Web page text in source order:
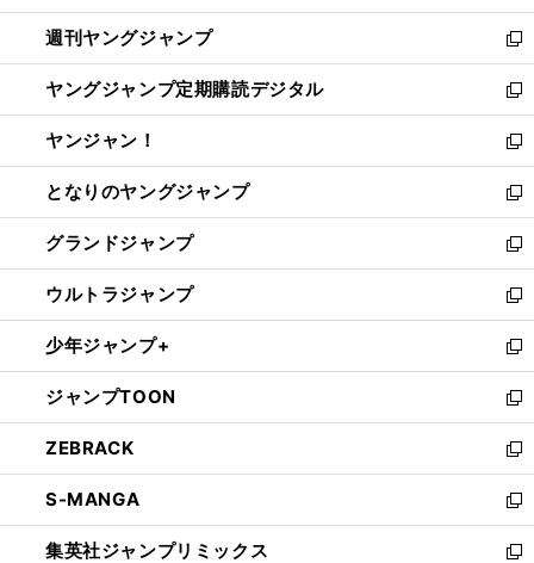
開
く
ウ
で
開
く
ン
ド
ウ
で
開
く
ウ
ィ
ン
ド
ウ
で
開
く
週刊ヤングジャンプ
新
し
い
ウ
ィ
ン
ド
ウ
で
開
く
ヤングジャンプ定期購読デジタル
新
し
い
ウ
ィ
ン
ド
ウ
で
開
く
ヤンジャン！
新
し
い
ウ
ィ
ン
ド
ウ
で
開
く
となりのヤングジャンプ
新
し
い
ウ
ィ
ン
ド
ウ
で
開
く
グランドジャンプ
新
し
い
ウ
ィ
ン
ド
ウ
で
開
く
ウルトラジャンプ
新
し
い
ウ
ィ
ン
ド
ウ
で
開
く
少年ジャンプ+
新
し
い
ウ
ィ
ン
ド
ウ
で
ジャンプTOON
新
し
い
ウ
ィ
ン
ド
ZEBRACK
新
し
い
ウ
ィ
S-MANGA
新
し
い
集英社ジャンプリミックス
新